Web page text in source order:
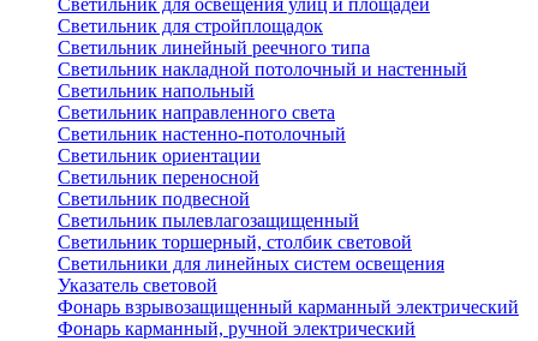
Светильник для освещения улиц и площадей
Светильник для стройплощадок
Светильник линейный реечного типа
Светильник накладной потолочный и настенный
Светильник напольный
Светильник направленного света
Светильник настенно-потолочный
Светильник ориентации
Светильник переносной
Светильник подвесной
Светильник пылевлагозащищенный
Светильник торшерный, столбик световой
Светильники для линейных систем освещения
Указатель световой
Фонарь взрывозащищенный карманный электрический
Фонарь карманный, ручной электрический